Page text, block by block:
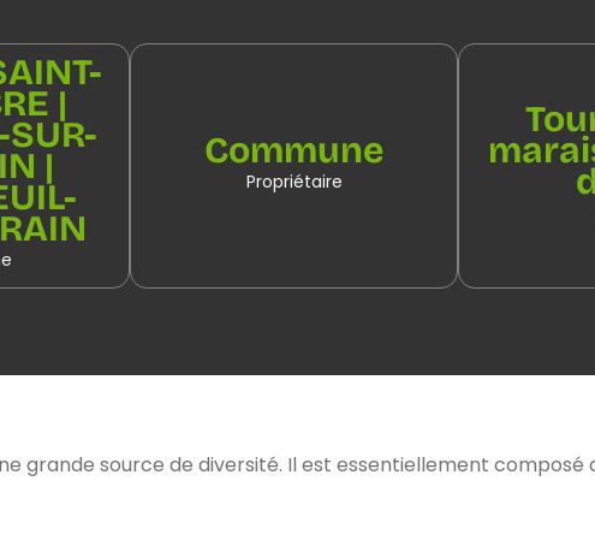
|
SUR-
| Commune
Propriétaire
grande source de diversité. Il est essentiellement composé